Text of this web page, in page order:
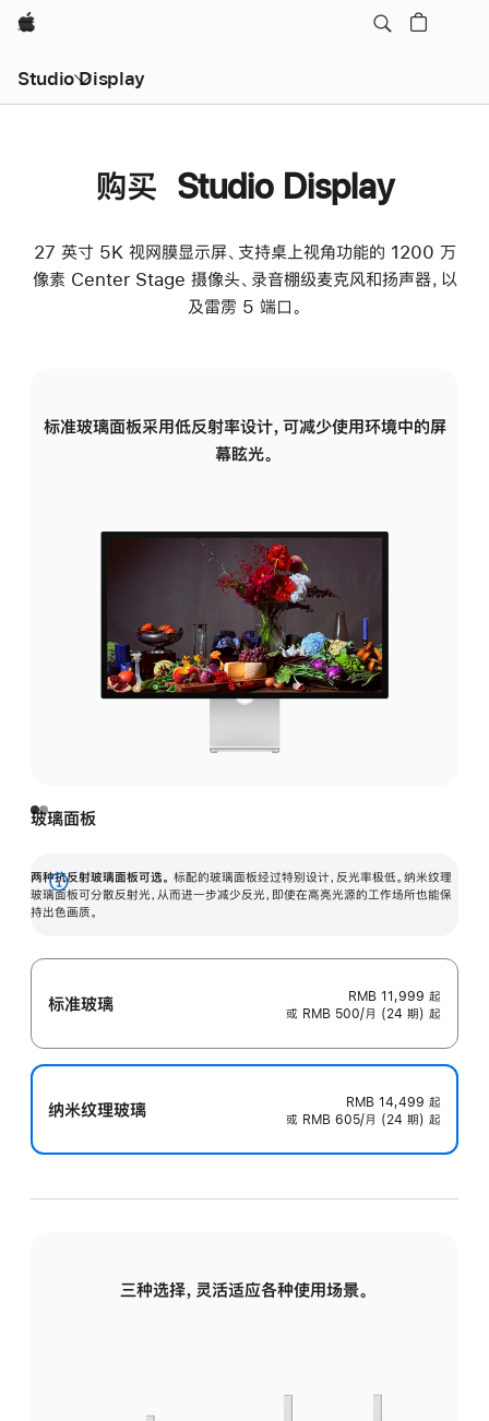
Apple
Studio Display
购买 Studio Display
27 英寸 5K 视网膜显示屏、支持桌上视角功能的 1200 万
像素 Center Stage 摄像头、录音棚级麦克风和扬声器，以
及雷雳 5 端口。
标准玻璃面板采用低反射率设计，可减少使用环境中的屏
幕眩光。
玻璃面板
两种抗反射玻璃面板可选。 标配的玻璃面板经过特别设计，反光率极低。纳米纹理
玻璃面板可分散反射光，从而进一步减少反光，即使在高亮光源的工作场所也能保
持出色画质。
展
开
标准玻璃 RMB 11,999 起
或 RMB 500/月 (24 期) 起
纳米纹理玻璃 RMB 14,499 起
或 RMB 605/月 (24 期) 起
三种选择，灵活适应各种使用场景。